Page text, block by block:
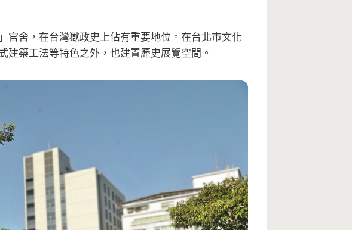
官舍，在台灣獄政史上佔有重要地位。在台北市文化
築工法等特色之外，也建置歷史展覽空間。